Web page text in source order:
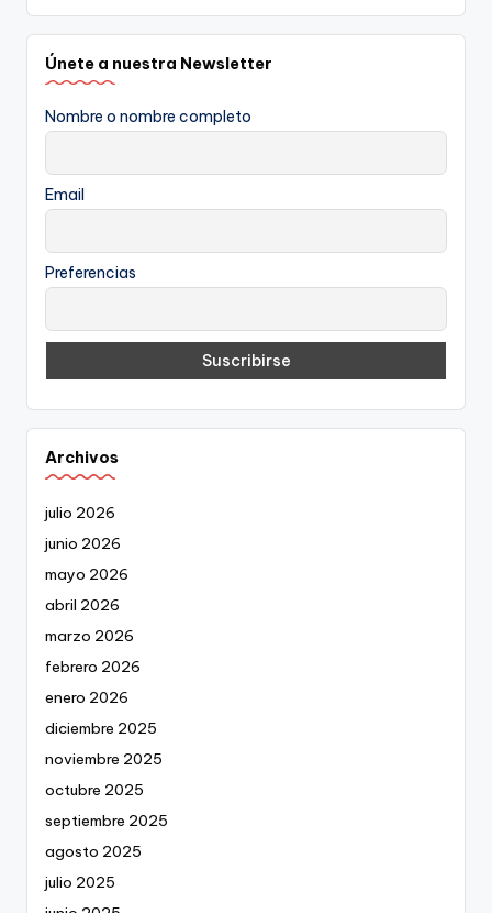
Únete a nuestra Newsletter
Nombre o nombre completo
Email
Preferencias
Archivos
julio 2026
junio 2026
mayo 2026
abril 2026
marzo 2026
febrero 2026
enero 2026
diciembre 2025
noviembre 2025
octubre 2025
septiembre 2025
agosto 2025
julio 2025